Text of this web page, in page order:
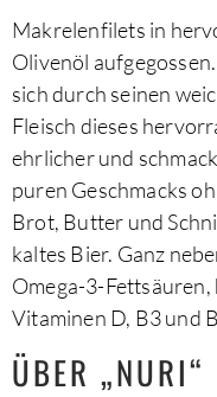
Makrelenfilets in
Olivenöl
sich durch seinen
Fleisch dieses
ehrlicher und
puren Geschmacks
Brot, Butter und
kaltes Bier. Ganz
Omega-3-
Vitaminen D, B3 und
ÜBER „NURI“